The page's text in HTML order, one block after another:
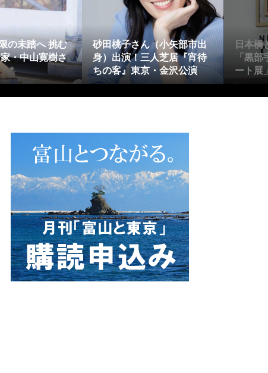
の未踏へ 挑む
・中山寛樹さ
砂田桃子さん（小矢部市出
身）出演！三人芝居『宵待
ちの客』東京・金沢公演
日本橋
「黒
ート展